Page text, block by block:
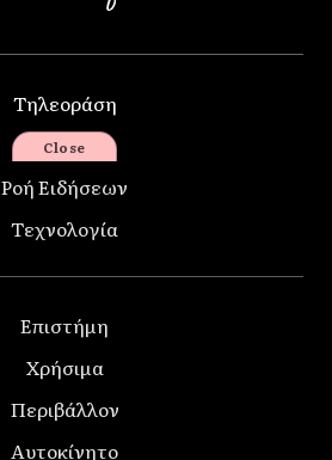
Τηλεοράση
Συνταγές
Ροή Ειδήσεων
Τεχνολογία
Επιστήμη
Χρήσιμα
Περιβάλλον
Αυτοκίνητο
Close